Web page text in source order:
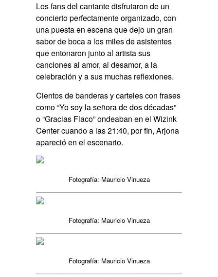
Los fans del cantante disfrutaron de un
concierto perfectamente organizado, con
una puesta en escena que dejo un gran
sabor de boca a los miles de asistentes
que entonaron junto al artista sus
canciones al amor, al desamor, a la
celebración y a sus muchas reflexiones.
Cientos de banderas y carteles con frases
como “Yo soy la señora de dos décadas”
o “Gracias Flaco” ondeaban en el Wizink
Center cuando a las 21:40, por fin, Arjona
apareció en el escenario.
Fotografía: Mauricio Vinueza
Fotografía: Mauricio Vinueza
Fotografía: Mauricio Vinueza